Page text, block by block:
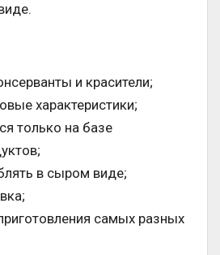
и красители;
характеристики;
только на базе
в сыром виде;
самых разных